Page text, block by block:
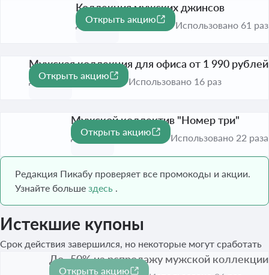
Коллекция мужских джинсов
До 1 сент. 2026
Открыть акцию
Использовано 61 раз
Мужская коллекция для офиса от 1 990 рублей
До 16 авг. 2026
Открыть акцию
Использовано 16 раз
Мужской коллектив "Номер три"
До 1 сент. 2026
Открыть акцию
Использовано 22 раза
Редакция Пикабу проверяет все промокоды и акции.
Узнайте больше здесь .
Истекшие купоны
Срок действия завершился, но некоторые могут сработать
До -50% на рспродажу мужской коллекции
Открыть акцию